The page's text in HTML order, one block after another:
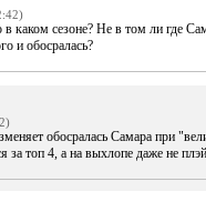
в каком сезоне? Не в том ли где
и обосралась?
обосралась Самара при
за топ 4, а на выхлопе даже не